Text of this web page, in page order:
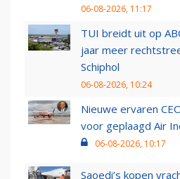
06-08-2026, 11:17
TUI breidt uit op
jaar meer
Schiphol
06-08-2026, 10:24
Nieuwe ervaren
voor geplaagd Air
06-08-2026, 10:17
Saoedi’s kopen